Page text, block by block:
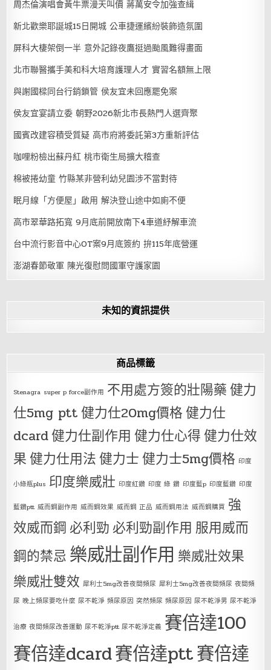
周杰倫演唱會黃牛票漫天叫價 蔣萬安令加強查緝
新北歡樂耶誕城15日開城 公車捷運繽紛裝飾造氛圍
屏科大棲架倒一半 意外記錄夜鷹挺過颱風難得畫面
北市聯醫攜手美和科大培育護理人才 實習名額無上限
與謝國樑同台行銷鎖管 侯友宜未回應罷免案
侯友宜宴請立委 朝野2026新北市長熱門人選齊聚
國賓改建容積受質疑 高市府將委託第3方重新評估
咖哩粉檢出蘇丹紅 桃市衛生局擴大稽查
棉被捲幼童 竹縣某非營利幼兒園涉不當對待
眠月線「方便屋」啟用 解決登山途中如廁不便
高市翠華路拓寬 9月底前開放南下4車道紓解車流
台中流行影音中心OT案9月底簽約 拚115年底營運
澎湖春節敬軍 陳光復慰問國軍守護家園
未知的資訊提供
商品標籤
Stenagra super p force副作用 不用處方簽的壯陽藥健力
仕5mg ptt健力仕20mg價格健力仕
dcard健力仕副作用 健力仕心得健力仕效
果健力仕用法健力士健力士5mg價格 印度
小綠瓶plus 印度樂威壯 印度紅鑽 印度 綠 鑽 印度藍p 印度藍鑽 印度
藍鑽ptt 威而鋼副作用 威而鋼效果 威而鋼 正品 威而鋼用法 威而鋼購買 強
效威而鋼 必利勁 必利勁副作用 服用威而
鋼的禁忌 樂威壯副作用 樂威壯效果
樂威壯雙效 犀利士5mg改善夜間頻尿 犀利士5mg改善夜間頻尿 夜間頻
尿 晚上頻尿要吃什麼 尿不乾淨 頻尿原因 突然頻尿 頻尿原因 尿不乾淨男 尿不乾淨
治療 夜間頻尿改善運動 尿不乾淨ptt 尿不乾淨定義 賽倍達100
賽倍達dcard賽倍達ptt賽倍達